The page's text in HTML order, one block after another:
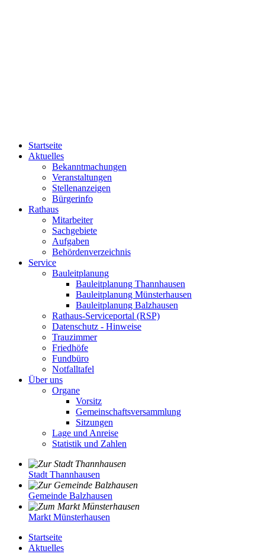
Startseite
Aktuelles
Bekanntmachungen
Veranstaltungen
Stellenanzeigen
Bürgerinfo
Rathaus
Mitarbeiter
Sachgebiete
Aufgaben
Behördenverzeichnis
Service
Bauleitplanung
Bauleitplanung Thannhausen
Bauleitplanung Münsterhausen
Bauleitplanung Balzhausen
Rathaus-Serviceportal (RSP)
Datenschutz - Hinweise
Trauzimmer
Friedhöfe
Fundbüro
Notfalltafel
Über uns
Organe
Vorsitz
Gemeinschaftsversammlung
Sitzungen
Lage und Anreise
Statistik und Zahlen
Stadt Thannhausen
Gemeinde Balzhausen
Markt Münsterhausen
Startseite
Aktuelles